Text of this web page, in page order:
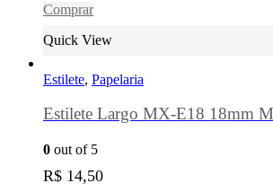
Comprar
Quick View
Estilete, Papelaria
Estilete Largo MX-E18 18mm
0 out of 5
R$ 14,50